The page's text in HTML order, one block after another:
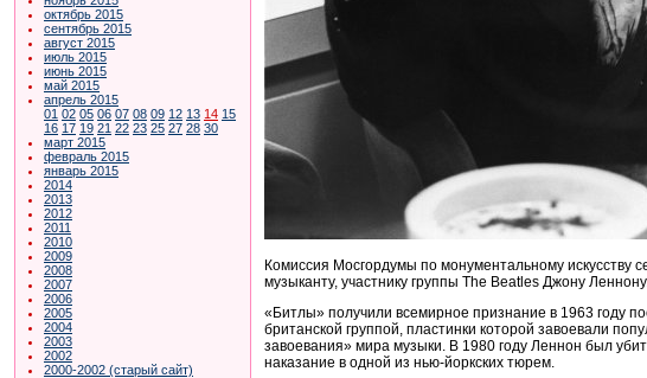
октябрь 2015
сентябрь 2015
август 2015
июль 2015
июнь 2015
май 2015
апрель 2015
01 02 05 06 07 08 09 12 13 14 15
16 17 19 21 22 23 25 27 28 30
март 2015
февраль 2015
январь 2015
2014
2013
2012
2011
2010
2009
2008
2007
2006
2005
2004
2003
2002
2000-2002 (старый сайт)
Комиссия Мосгордумы по монументальному искусству
музыканту, участнику группы The Beatles Джону Леннону.
«Битлы» получили всемирное признание в 1963 году
британской группой, пластинки которой завоевали
завоевания» мира музыки. В 1980 году Леннон был
наказание в одной из нью-йоркских тюрем.